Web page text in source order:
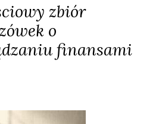
zbiór
o
finansami